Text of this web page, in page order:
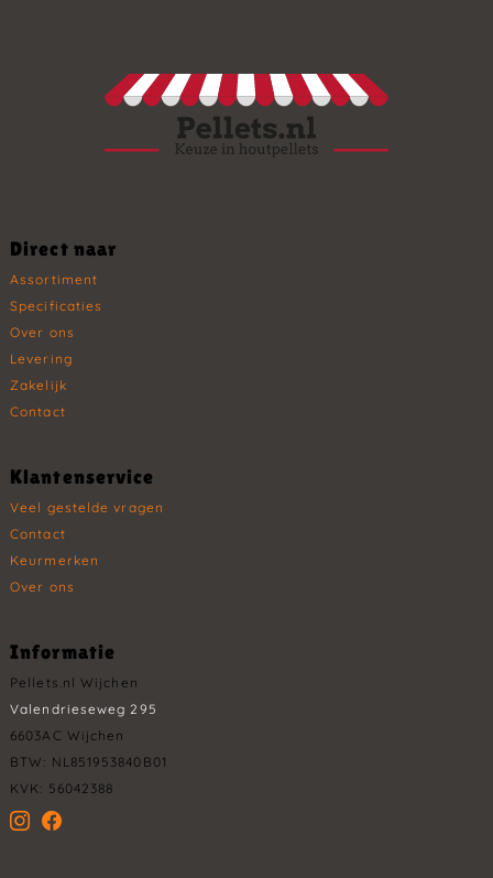
Direct naar
Assortiment
Specificaties
Over ons
Levering
Zakelijk
Contact
Klantenservice
Veel gestelde vragen
Contact
Keurmerken
Over ons
Informatie
Pellets.nl Wijchen
Valendrieseweg 295
6603AC Wijchen
BTW: NL851953840B01
KVK: 56042388